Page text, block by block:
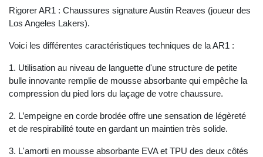
Rigorer AR1 : Chaussures signature Austin Reaves (joueur des
Los Angeles Lakers).
Voici les différentes caractéristiques techniques de la AR1 :
1. Utilisation au niveau de languette d'une structure de petite
bulle innovante remplie de mousse absorbante qui empêche la
compression du pied lors du laçage de votre chaussure.
2. L’empeigne en corde brodée offre une sensation de légèreté
et de respirabilité toute en gardant un maintien très solide.
3. L'amorti en mousse absorbante EVA et TPU des deux côtés